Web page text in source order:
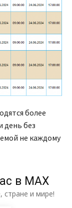
более
день без
не каждому
в МАХ
стране и мире!